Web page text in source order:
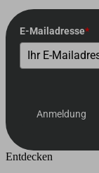
E-Mailadresse*
Anmeldung
Entdecken